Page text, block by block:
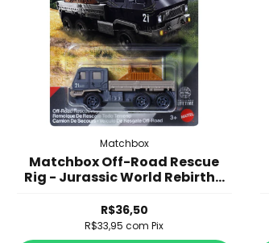
Matchbox
Matchbox Off-Road Rescue
Rig - Jurassic World Rebirth -
R$36,50
R$33,95com Pix